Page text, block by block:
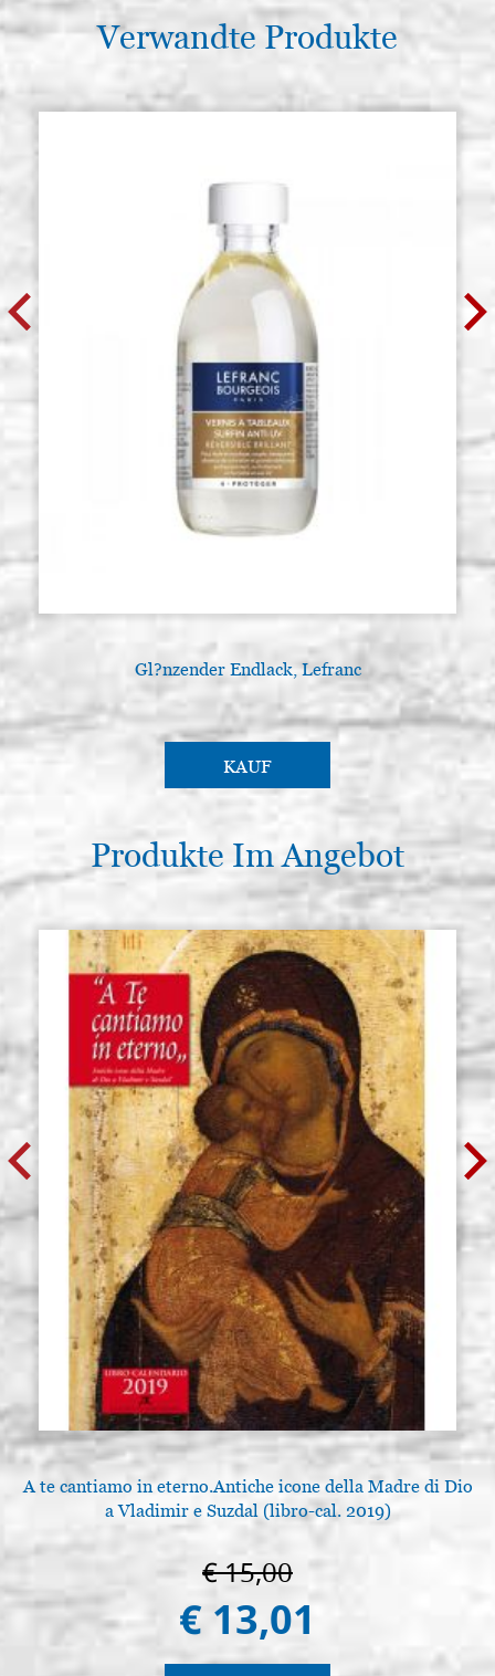
Verwandte Produkte
Gl?nzender Endlack, Lefranc
KAUF
Produkte Im Angebot
A te cantiamo in eterno.Antiche icone della Madre di Dio
a Vladimir e Suzdal (libro-cal. 2019)
€ 15,00
€ 13,01